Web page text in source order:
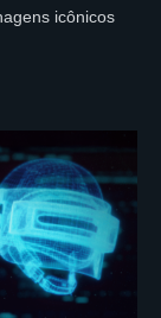
icônicos